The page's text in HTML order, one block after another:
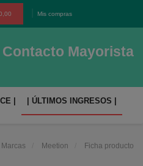
Mis compras
Contacto Mayorista
| | ÚLTIMOS INGRESOS |
Marcas Meetion Ficha producto